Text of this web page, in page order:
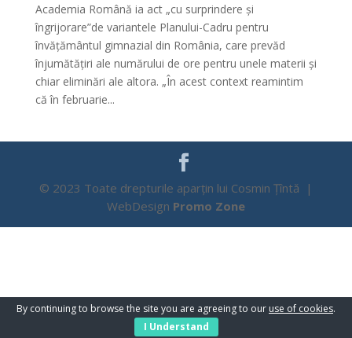
Academia Română ia act „cu surprindere și
îngrijorare”de variantele Planului-Cadru pentru
învățământul gimnazial din România, care prevăd
înjumătățiri ale numărului de ore pentru unele materii și
chiar eliminări ale altora. „În acest context reamintim
că în februarie...
© 2023 Toate drepturile aparțin lui Cosmin Țîntă |
WebDesign Promo Zone
By continuing to browse the site you are agreeing to our use of cookies.
I Understand